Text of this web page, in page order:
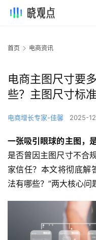
首页 电商资讯
电商主图尺寸要
些？主图尺寸标
电商增长专家-佳馨 2025-
一张吸引眼球的主图，
是否曾因主图尺寸不合
家信任？本文将彻底解
法有哪些？”两大核心问